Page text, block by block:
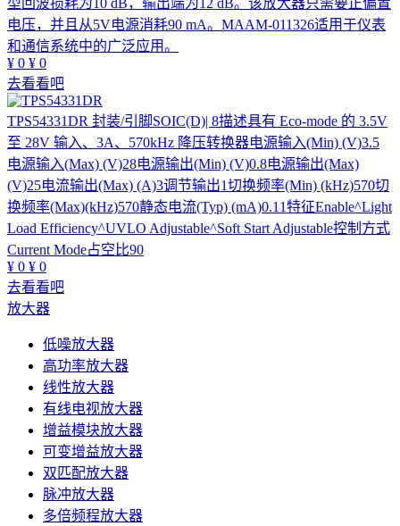
型回波损耗为10 dB，输出端为12 dB。该放大器只需要正偏置
电压，并且从5V电源消耗90 mA。MAAM-011326适用于仪表
和通信系统中的广泛应用。
¥ 0 ¥ 0
去看看吧
TPS54331DR 封装/引脚SOIC(D)| 8描述具有 Eco-mode 的 3.5V
至 28V 输入、3A、570kHz 降压转换器电源输入(Min) (V)3.5
电源输入(Max) (V)28电源输出(Min) (V)0.8电源输出(Max)
(V)25电流输出(Max) (A)3调节输出1切换频率(Min) (kHz)570切
换频率(Max)(kHz)570静态电流(Typ) (mA)0.11特征Enable^Light
Load Efficiency^UVLO Adjustable^Soft Start Adjustable控制方式
Current Mode占空比90
¥ 0 ¥ 0
去看看吧
放大器
低噪放大器
高功率放大器
线性放大器
有线电视放大器
增益模块放大器
可变增益放大器
双匹配放大器
脉冲放大器
多倍频程放大器